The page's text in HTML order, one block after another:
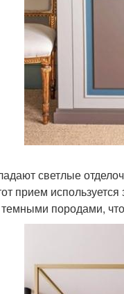
светлые
прием
породами,